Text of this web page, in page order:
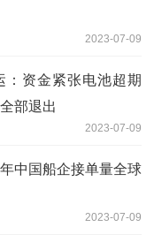
2023-07-09
：资金紧张电池超期
部退出
2023-07-09
中国船企接单量全球
2023-07-09